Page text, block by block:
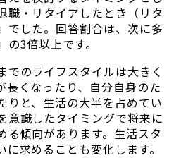
職・リタイアしたとき（リタ
でした。回答割合は、次に多
3倍以上です。
でのライフスタイルは大きく
長くなったり、自分自身のた
りと、生活の大半を占めてい
意識したタイミングで将来に
る傾向があります。生活スタ
求めることも変化します。